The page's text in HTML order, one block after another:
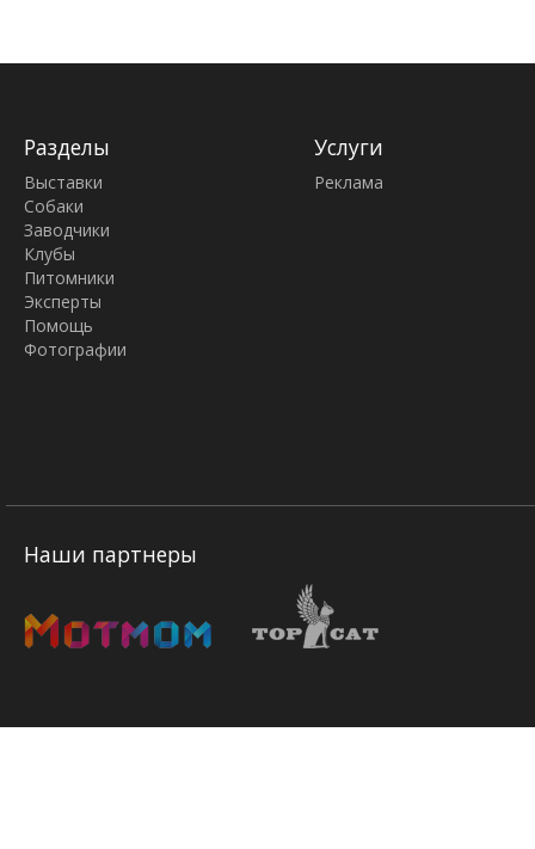
Разделы
Выставки
Собаки
Заводчики
Клубы
Питомники
Эксперты
Помощь
Фотографии
Услуги
Реклама
Наши партнеры